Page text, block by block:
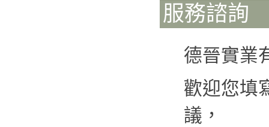
服務諮詢
德晉實業
歡迎您填
議，